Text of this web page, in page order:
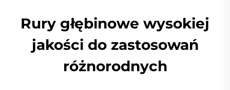
Rury głębinowe wysokiej
jakości do zastosowań
różnorodnych